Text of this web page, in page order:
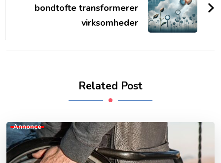
bondtofte transformerer
virksomheder
Related Post
Annonce